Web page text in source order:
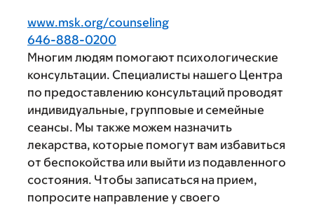
www.msk.org/counseling
646-888-0200
Многим людям помогают психологические
консультации. Специалисты нашего Центра
по предоставлению консультаций проводят
индивидуальные, групповые и семейные
сеансы. Мы также можем назначить
лекарства, которые помогут вам избавиться
от беспокойства или выйти из подавленного
состояния. Чтобы записаться на прием,
попросите направление у своего